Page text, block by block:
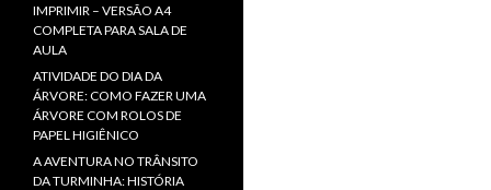
IMPRIMIR – VERSÃO A4
COMPLETA PARA SALA DE
AULA
ATIVIDADE DO DIA DA
ÁRVORE: COMO FAZER UMA
ÁRVORE COM ROLOS DE
PAPEL HIGIÊNICO
A AVENTURA NO TRÂNSITO
DA TURMINHA: HISTÓRIA